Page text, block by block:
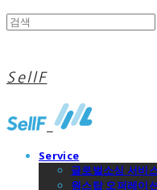
SellF
Service
글로벌소싱 서비
원스탑 오퍼레이